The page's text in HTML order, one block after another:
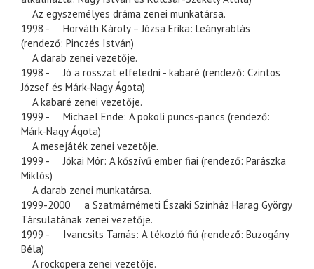
Az egyszemélyes dráma zenei munkatársa.
1998 - Horváth Károly – Józsa Erika: Leányrablás
(rendező: Pinczés István)
A darab zenei vezetője.
1998 - Jó a rosszat elfeledni - kabaré (rendező: Czintos
József és Márk-Nagy Ágota)
A kabaré zenei vezetője.
1999 - Michael Ende: A pokoli puncs-pancs (rendező:
Márk-Nagy Ágota)
A mesejáték zenei vezetője.
1999 - Jókai Mór: A kőszívű ember fiai (rendező: Parászka
Miklós)
A darab zenei munkatársa.
1999-2000 a Szatmárnémeti Északi Színház Harag György
Társulatának zenei vezetője.
1999 - Ivancsits Tamás: A tékozló fiú (rendező: Buzogány
Béla)
A rockopera zenei vezetője.